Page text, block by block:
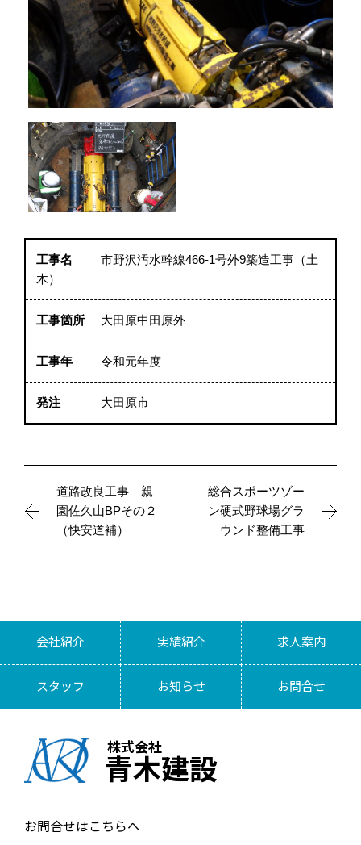
工事名
市野沢汚水幹線466-1号外9築造工事（土
木）
工事箇所 大田原中田原外
工事年 令和元年度
発注 大田原市
道路改良工事 親
園佐久山BPその２
（快安道補）
総合スポーツゾー
ン硬式野球場グラ
ウンド整備工事
会社紹介 実績紹介 求人案内
スタッフ お知らせ お問合せ
株式会社
青木建設
お問合せはこちらへ